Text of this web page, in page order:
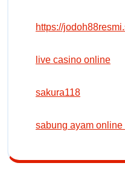
https://
live casino online
sakura118
sabung ayam